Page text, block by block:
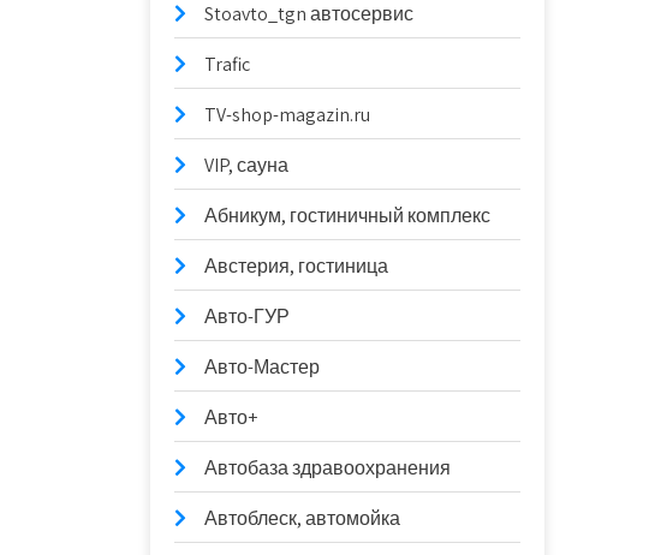
Stoavto_tgn автосервис
Trafic
TV-shop-magazin.ru
VIP, сауна
Абникум, гостиничный комплекс
Австерия, гостиница
Авто-ГУР
Авто-Мастер
Авто+
Автобаза здравоохранения
Автоблеск, автомойка